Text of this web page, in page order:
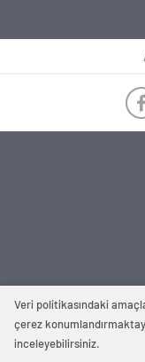
Veri politikasındaki
çerez
inceleyebilirsiniz.